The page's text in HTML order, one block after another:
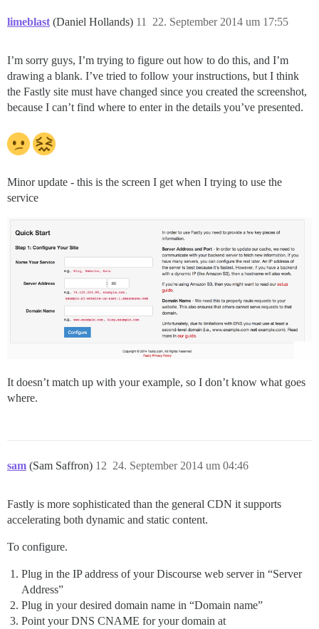
limeblast (Daniel Hollands) 22. September 2014 um 17:55
11
I’m sorry guys, I’m trying to figure out how to do this, and I’m
drawing a blank. I’ve tried to follow your instructions, but I think
the Fastly site must have changed since you created the screenshot,
because I can’t find where to enter in the details you’ve presented.
Minor update - this is the screen I get when I trying to use the
service
It doesn’t match up with your example, so I don’t know what goes
where.
sam (Sam Saffron) 24. September 2014 um 04:46
12
Fastly is more sophisticated than the general CDN it supports
accelerating both dynamic and static content.
To configure.
Plug in the IP address of your Discourse web server in “Server
Address”
Plug in your desired domain name in “Domain name”
Point your DNS CNAME for your domain at